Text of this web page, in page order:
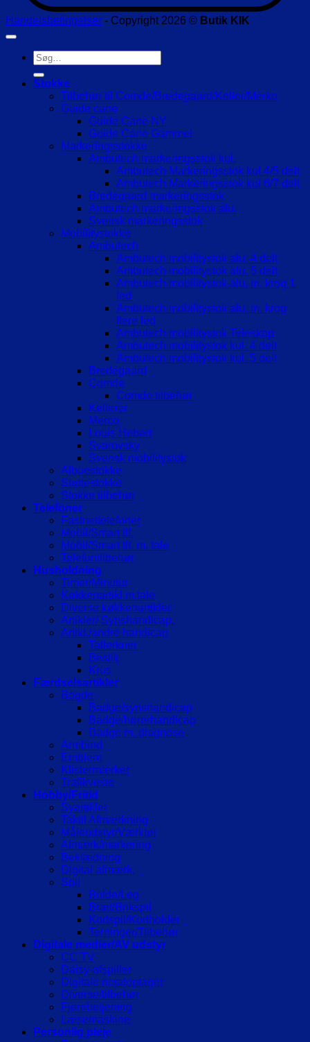
Handelsbetingelser - Copyright 2026 © Butik KIK
Søg
efter:
Stokke
Tilbehør til Comde/Bredegaard/Keller/Merko
Guide cane
Guide Cane NY
Guide Cane Gammel
Markeringsstokke
Ambutech markeringsstok kul.
Ambutech Markeringsstok kul 4/5 delt
Ambutech Markeringsstok kul 6/7 delt
Bredegaard markeringsstok
Ambutech markeringsstok alu.
Svensk markeringsstok
Mobilitystokke
Ambutech
Ambutech mobilitystok alu. 4 delt
Ambutech mobilitystok alu. 5 delt
Ambutech mobilitystok alu. m. krog 1
led
Ambutech mobilitystok alu. m. krog
flere led
Ambutech mobilitystok Teleskop
Ambutech mobilitystok kul. 4 delt
Ambutech mobilitystok kul. 5 delt
Bredegaard
Comde
Comde tilbehør
Kellerer
Merco
Louis Hebert
Svarovsky
Svensk mobilitystok
Albuestokke
Støttestokke
Stokke tilbehør
Telefoner
Fastnettelefoner
Mobil/Smart tlf.
Mobil/Smart tlf. m. tale
Telefontilbehør
Husholdning
Timer/Minutur
Køkkenartikl.m.tale
Diverse køkkenartikler
Artikler/ Synshandicap.
Artikl./andre handicap
Tallerkner
Bestik
Krus
Færdselsartikler
Bagde
Badge/synshandicap
Badge/hørerhandicap
Badge m. diagnose
Armbind
Emblem
Klistermærker
Trafikveste
Hobby/Fritid
Syartikler
Taktil Afmærkning
Måleudstyr/Værktøj
Afmærk/markering
Beklædning
Digital afmærk.
Spil
Bolde/Leg
Bræt/Brikspil
Kortspil/Kortholder
Terninger/Tilbehør
Digitale medier/AV udstyr
CC TV
Daisy-afspiller
Digitale notatoptager
Diverse/tilbehør
Fjernbetjening
Læsemaskine
Personlig pleje